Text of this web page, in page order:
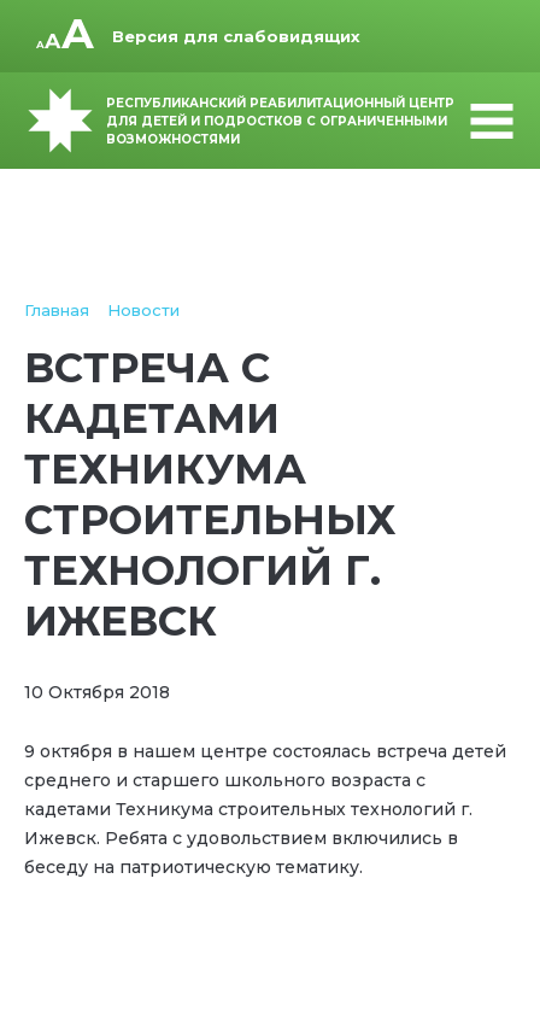
Версия для слабовидящих
РЕСПУБЛИКАНСКИЙ РЕАБИЛИТАЦИОННЫЙ ЦЕНТР
ДЛЯ ДЕТЕЙ И ПОДРОСТКОВ С ОГРАНИЧЕННЫМИ
ВОЗМОЖНОСТЯМИ
Главная Новости
ВСТРЕЧА С
КАДЕТАМИ
ТЕХНИКУМА
СТРОИТЕЛЬНЫХ
ТЕХНОЛОГИЙ Г.
ИЖЕВСК
10 Октября 2018
9 октября в нашем центре состоялась встреча детей
среднего и старшего школьного возраста с
кадетами Техникума строительных технологий г.
Ижевск. Ребята с удовольствием включились в
беседу на патриотическую тематику.